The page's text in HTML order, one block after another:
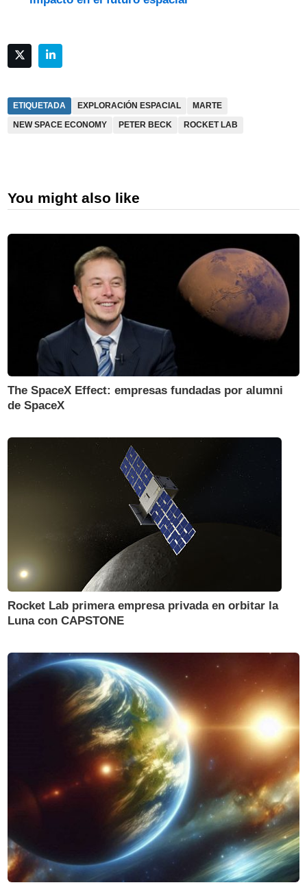
ETIQUETADA EXPLORACIÓN ESPACIAL
MARTE
NEW SPACE ECONOMY
PETER BECK ROCKET LAB
You might also like
The SpaceX Effect: empresas fundadas por alumni
de SpaceX
Rocket Lab primera empresa privada en orbitar la
Luna con CAPSTONE